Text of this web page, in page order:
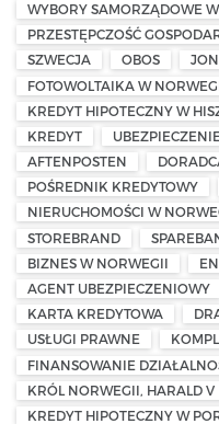
WYBORY SAMORZĄDOWE
PRZESTĘPCZOŚĆ
SZWECJA
OBOS
FOTOWOLTAIKA W
KREDYT HIPOTECZNY W
KREDYT
UBEZPIECZENIE
AFTENPOSTEN
POŚREDNIK KREDYTOWY
NIERUCHOMOŚCI W
STOREBRAND
BIZNES W NORWEGII
AGENT UBEZPIECZENIOWY
KARTA KREDYTOWA
USŁUGI PRAWNE
FINANSOWANIE
KRÓL NORWEGII, HARALD V
KREDYT HIPOTECZNY W